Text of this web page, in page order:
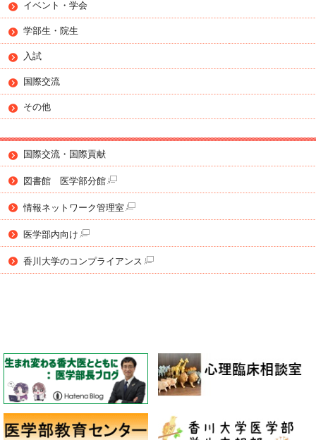
イベント・学会
学部生・院生
入試
国際交流
その他
国際交流・国際貢献
図書館 医学部分館
情報ネットワーク管理室
医学部内向け
香川大学のコンプライアンス